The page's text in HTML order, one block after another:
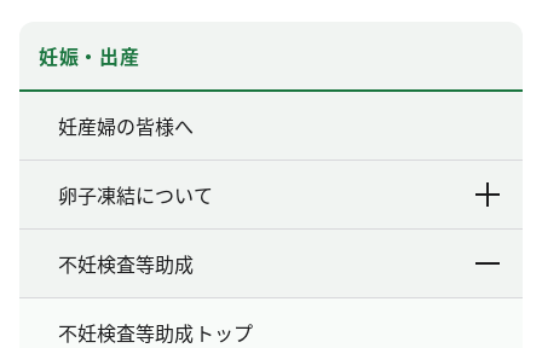
妊娠・出産
妊産婦の皆様へ
卵子凍結について
不妊検査等助成
不妊検査等助成トップ